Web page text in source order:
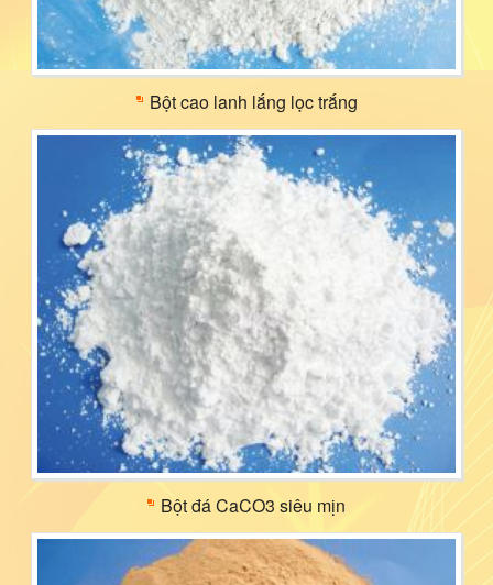
Bột cao lanh lắng lọc trắng
Bột đá CaCO3 siêu mịn